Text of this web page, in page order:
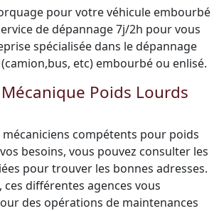
pour votre véhicule embourbé
de dépannage 7j/2h pour vous
spécialisée dans le dépannage
etc) embourbé ou enlisé.
Poids Lourds
mécaniciens compétents pour poids
besoins, vous pouvez consulter les
pour trouver les bonnes adresses.
ces différentes agences vous
des opérations de maintenances